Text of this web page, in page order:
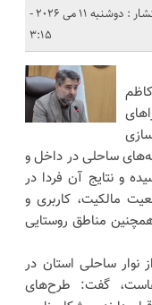
تاریخ انتشار : دوشنبه 11 می 2026 -
3:15
ساحلی در داخل و
و نتایج آن فردا در
مالکیت، کاربری و
ساحلی در 15 شهر و همچنین مناطق روستایی
نوار ساحلی استان در
گفت: طرح‌های